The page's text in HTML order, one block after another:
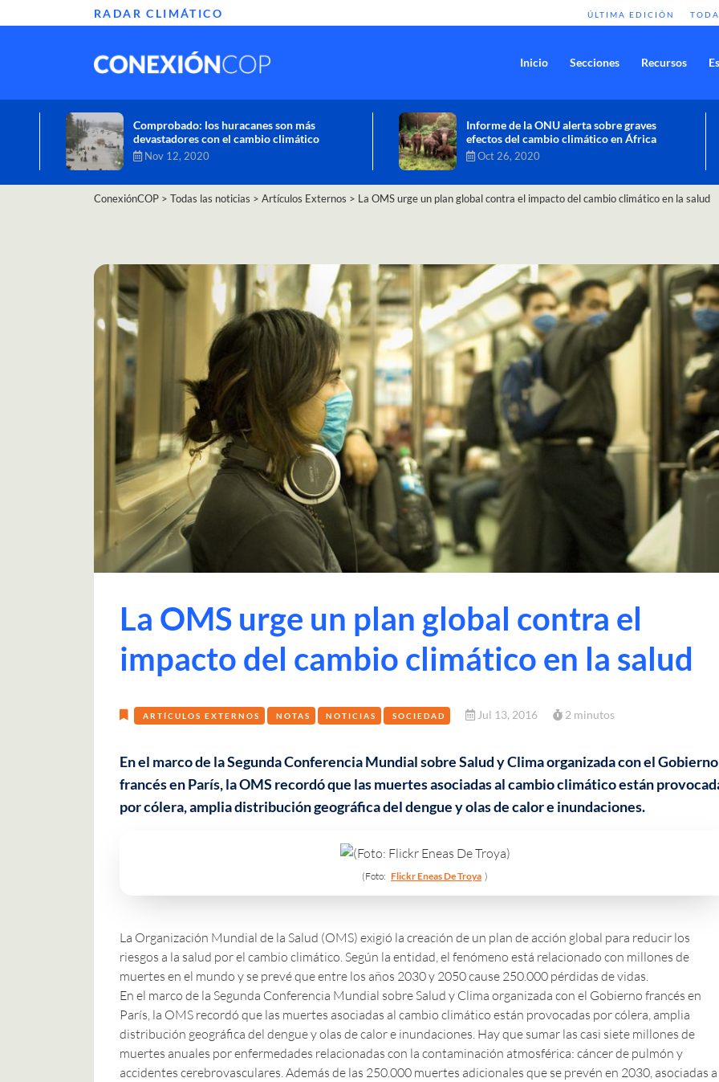
RADAR CLIMÁTICO ÚLTIMA EDICIÓN
Inicio Secciones Recursos
Informe de la ONU alerta sobre graves
efectos del cambio climático en África
Oct 26, 2020
Comisión de Alto Nivel de Cambio
Climático aprueba nueva ambición
climática del Perú
Dic 16, 2020
ConexiónCOP > Todas las noticias > Artículos Externos > La OMS urge un plan global contra el impacto del cambio climático en la salud
La OMS urge un plan global contra el
impacto del cambio climático en la salud
ARTÍCULOS EXTERNOS NOTAS NOTICIAS SOCIEDAD Jul 13, 2016 2 minutos
En el marco de la Segunda Conferencia Mundial sobre Salud y Clima organizada con el Gobierno
francés en París, la OMS recordó que las muertes asociadas al cambio climático están
por cólera, amplia distribución geográfica del dengue y olas de calor e inundaciones.
(Foto: Flickr Eneas De Troya )
La Organización Mundial de la Salud (OMS) exigió la creación de un plan de acción global para reducir los
riesgos a la salud por el cambio climático. Según la entidad, el fenómeno está relacionado con millones de
muertes en el mundo y se prevé que entre los años 2030 y 2050 cause 250.000 pérdidas de vidas.
En el marco de la Segunda Conferencia Mundial sobre Salud y Clima organizada con el Gobierno francés en
París, la OMS recordó que las muertes asociadas al cambio climático están provocadas por cólera, amplia
distribución geográfica del dengue y olas de calor e inundaciones. Hay que sumar las casi siete millones de
muertes anuales por enfermedades relacionadas con la contaminación atmosférica: cáncer de pulmón y
accidentes cerebrovasculares. Además de las 250.000 muertes adicionales que se prevén en 2030, asociadas